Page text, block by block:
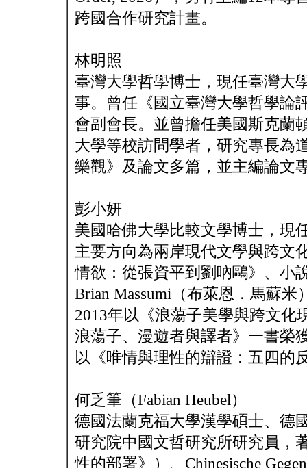
跨國合作研究計畫。
林明照
臺灣大學哲學博士，現任臺灣大
事。曾任《國立臺灣大學哲學論
會副會長。並曾擔任美國斯克蘭
大學等校訪問學者，研究專長為
樂觀》及論文多篇，並主編論文
彭小妍
美國哈佛大學比較文學博士，現
主要方向為兩岸現代文學與跨文
情欲：從張資平到劉吶鷗》、小
Brian Massumi（布萊恩．馬蘇
2013年以《浪蕩子美學與跨文
浪蕩子、漫遊者與譯者》一書榮
以《唯情與理性的辯證：五四的
何乏筆（Fabian Heubel）
德國法蘭克福大學漢學碩士、德
研究院中國文哲研究所研究員，
性的部署》）、Chinesische